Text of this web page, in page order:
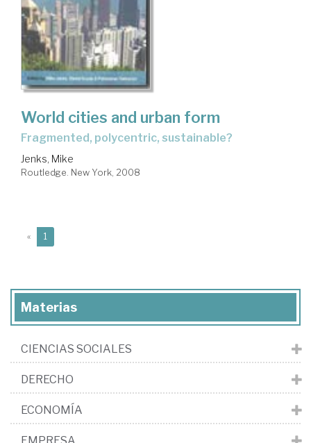
World cities and urban form
fragmented, polycentric, sustainable?
Jenks, Mike
Routledge. New York, 2008
« 1
Materias
CIENCIAS SOCIALES
DERECHO
ECONOMÍA